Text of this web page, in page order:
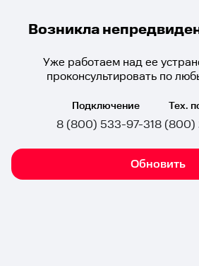
Возникла
Уже работаем над ее
проконсультировать по
Подключение
8 (800) 533-97-31
Тех.
8
Обновить